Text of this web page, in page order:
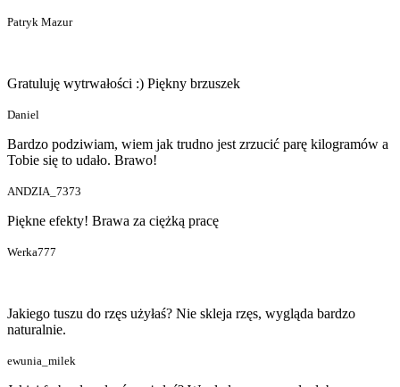
Patryk Mazur
Gratuluję wytrwałości :) Piękny brzuszek
Daniel
Bardzo podziwiam, wiem jak trudno jest zrzucić parę kilogramów a
Tobie się to udało. Brawo!
ANDZIA_7373
Piękne efekty! Brawa za ciężką pracę
Werka777
Jakiego tuszu do rzęs użyłaś? Nie skleja rzęs, wygląda bardzo
naturalnie.
ewunia_milek